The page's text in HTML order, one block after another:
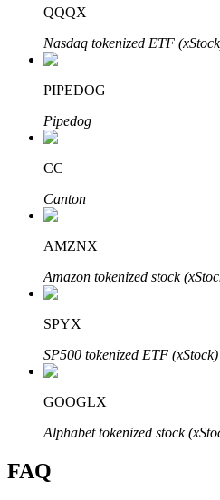
Apprenez le Staking
Découvrez comment gagner
Bitrue
Partenaires Bitrue
QQQX
Nasdaq tokenized ETF
PIPEDOG
Pipedog
CC
Canton
AMZNX
Amazon tokenized stock
SPYX
SP500 tokenized ETF (xStock)
GOOGLX
Alphabet tokenized stock
FAQ